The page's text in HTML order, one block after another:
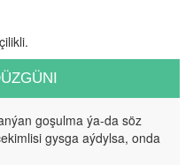
goşulma ýa-da söz
gysga aýdylsa, onda